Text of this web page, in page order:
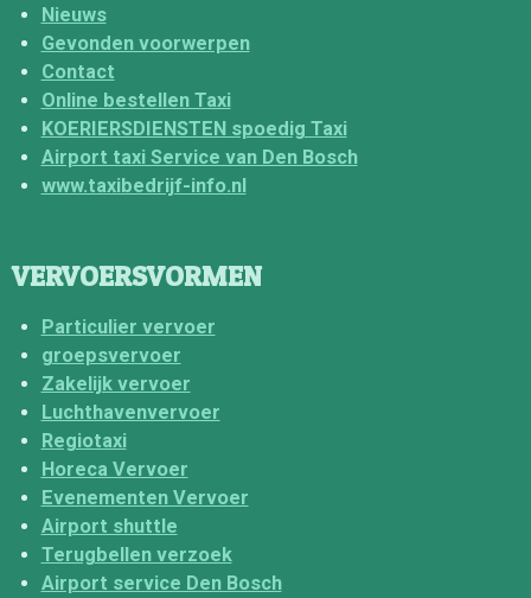
Nieuws
Gevonden voorwerpen
Contact
Online bestellen Taxi
KOERIERSDIENSTEN spoedig Taxi
Airport taxi Service van Den Bosch
www.taxibedrijf-info.nl
VERVOERSVORMEN
Particulier vervoer
groepsvervoer
Zakelijk vervoer
Luchthavenvervoer
Regiotaxi
Horeca Vervoer
Evenementen Vervoer
Airport shuttle
Terugbellen verzoek
Airport service Den Bosch